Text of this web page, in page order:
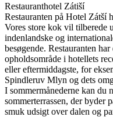
Restauranthotel Zátiší
Restauranten på Hotel Zátší
Vores store kok vil tilberede
indenlandske og
besøgende. Restauranten
opholdsområde i hotellets
eller eftermiddagste, for
Spindleruv Mlyn og dets
I sommermånederne kan du
sommerterrassen, der byder
smuk udsigt over dalen og